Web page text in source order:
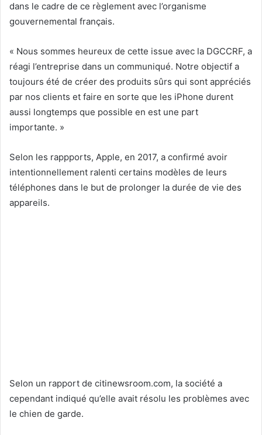
dans le cadre de ce règlement avec l’organisme
gouvernemental français.
« Nous sommes heureux de cette issue avec la DGCCRF, a
réagi l’entreprise dans un communiqué. Notre objectif a
toujours été de créer des produits sûrs qui sont appréciés
par nos clients et faire en sorte que les iPhone durent
aussi longtemps que possible en est une part
importante. »
Selon les rappports, Apple, en 2017, a confirmé avoir
intentionnellement ralenti certains modèles de leurs
téléphones dans le but de prolonger la durée de vie des
appareils.
Selon un rapport de citinewsroom.com, la société a
cependant indiqué qu’elle avait résolu les problèmes avec
le chien de garde.